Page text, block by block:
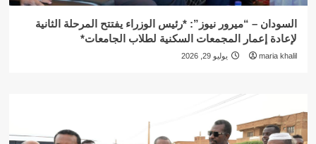
السودان – “ميرور نيوز”: *رئيس الوزراء يفتتح المرحلة الثانية
لإعادة إعمار المجمعات السكنية لطلاب الجامعات*
maria khalil يوليو 29, 2026